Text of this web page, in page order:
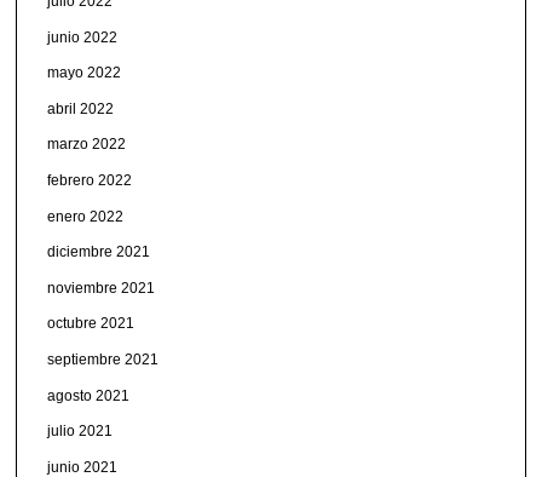
junio 2022
mayo 2022
abril 2022
marzo 2022
febrero 2022
enero 2022
diciembre 2021
noviembre 2021
octubre 2021
septiembre 2021
agosto 2021
julio 2021
junio 2021